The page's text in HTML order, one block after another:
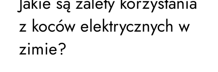
z koców elektrycznych w
zimie?